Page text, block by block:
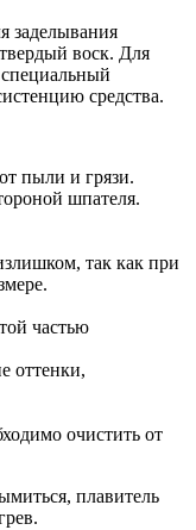
заделывания
воск. Для
средства.
пыли и грязи.
шпателя.
так как при
частью
оттенки,
очистить от
плавитель